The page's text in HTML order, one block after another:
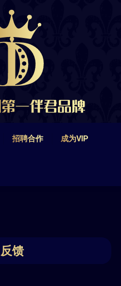
招聘合作 成为VIP
反馈
招聘合作
布里斯班